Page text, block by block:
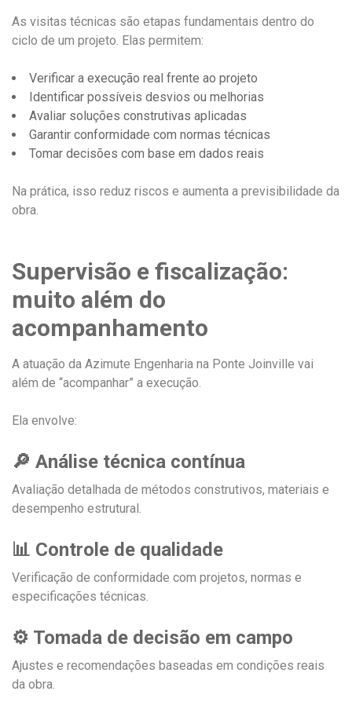
As visitas técnicas são etapas fundamentais dentro do
ciclo de um projeto. Elas permitem:
Verificar a execução real frente ao projeto
Identificar possíveis desvios ou melhorias
Avaliar soluções construtivas aplicadas
Garantir conformidade com normas técnicas
Tomar decisões com base em dados reais
Na prática, isso reduz riscos e aumenta a previsibilidade da
obra.
Supervisão e fiscalização:
muito além do
acompanhamento
A atuação da Azimute Engenharia na Ponte Joinville vai
além de “acompanhar” a execução.
Ela envolve:
🔎 Análise técnica contínua
Avaliação detalhada de métodos construtivos, materiais e
desempenho estrutural.
📊 Controle de qualidade
Verificação de conformidade com projetos, normas e
especificações técnicas.
⚙️ Tomada de decisão em campo
Ajustes e recomendações baseadas em condições reais
da obra.